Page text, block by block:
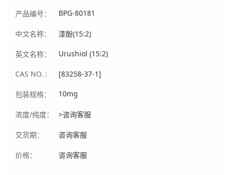
人才招聘
联系我们
产品编号： BPG-80181
中文名称： 漆酚(15:2)
英文名称： Urushiol (15:2)
CAS NO. : [83258-37-1]
包装规格： 10mg
浓度/纯度： >咨询客服
交货期： 咨询客服
价格： 咨询客服